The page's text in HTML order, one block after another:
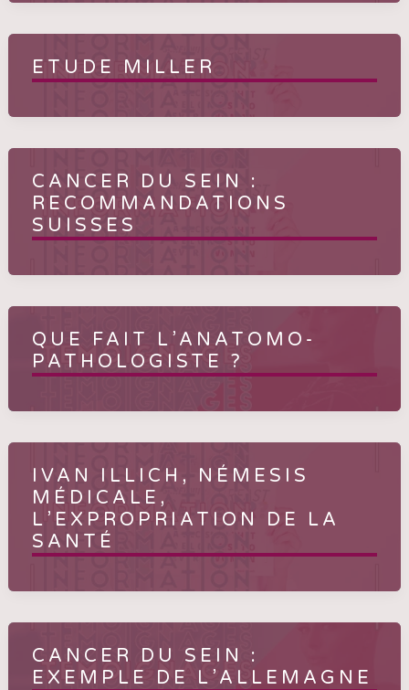
ETUDE MILLER
CANCER DU SEIN :
RECOMMANDATIONS
SUISSES
QUE FAIT L’ANATOMO-
PATHOLOGISTE ?
IVAN ILLICH, NÉMESIS
MÉDICALE,
L’EXPROPRIATION DE LA
SANTÉ
CANCER DU SEIN :
EXEMPLE DE L’ALLEMAGNE